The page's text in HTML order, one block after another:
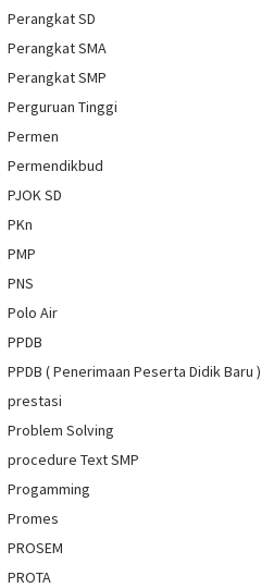
Perangkat SD
Perangkat SMA
Perangkat SMP
Perguruan Tinggi
Permen
Permendikbud
PJOK SD
PKn
PMP
PNS
Polo Air
PPDB
PPDB ( Penerimaan Peserta Didik Baru )
prestasi
Problem Solving
procedure Text SMP
Progamming
Promes
PROSEM
PROTA